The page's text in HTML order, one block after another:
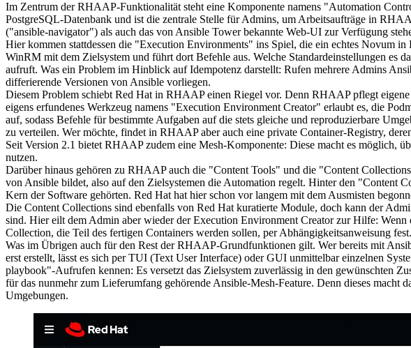
Im Zentrum der RHAAP-Funktionalität steht eine Komponente namens "Automation
PostgreSQL-Datenbank und ist die zentrale Stelle für Admins, um Arbeitsaufträge in
("ansible-navigator") als auch das von Ansible Tower bekannte Web-UI zur Verfügung
Hier kommen stattdessen die "Execution Environments" ins Spiel, die ein echtes Novum
WinRM mit dem Zielsystem und führt dort Befehle aus. Welche Standardeinstellungen es
aufruft. Was ein Problem im Hinblick auf Idempotenz darstellt: Rufen mehrere Admins
differierende Versionen von Ansible vorliegen.
Diesem Problem schiebt Red Hat in RHAAP einen Riegel vor. Denn RHAAP pflegt
eigens erfundenes Werkzeug namens "Execution Environment Creator" erlaubt es, die
auf, sodass Befehle für bestimmte Aufgaben auf die stets gleiche und reproduzierbare
zu verteilen. Wer möchte, findet in RHAAP aber auch eine private Container-Registry,
Seit Version 2.1 bietet RHAAP zudem eine Mesh-Komponente: Diese macht es möglich,
nutzen.
Darüber hinaus gehören zu RHAAP auch die "Content Tools" und die "Content
von Ansible bildet, also auf den Zielsystemen die Automation regelt. Hinter den "Content
Kern der Software gehörten. Red Hat hat hier schon vor langem mit dem Ausmisten
Die Content Collections sind ebenfalls von Red Hat kuratierte Module, doch kann der
sind. Hier eilt dem Admin aber wieder der Execution Environment Creator zur Hilfe:
Collection, die Teil des fertigen Containers werden sollen, per Abhängigkeitsanweisung
Was im Übrigen auch für den Rest der RHAAP-Grundfunktionen gilt. Wer bereits mit
erst erstellt, lässt es sich per TUI (Text User Interface) oder GUI unmittelbar einzelnen
playbook"-Aufrufen kennen: Es versetzt das Zielsystem zuverlässig in den gewünschten
für das nunmehr zum Lieferumfang gehörende Ansible-Mesh-Feature. Denn dieses
Umgebungen.